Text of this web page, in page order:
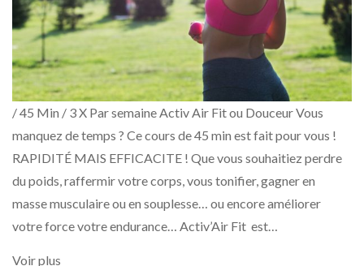
/ 45 Min / 3 X Par semaine Activ Air Fit ou Douceur Vous
manquez de temps ? Ce cours de 45 min est fait pour vous !
RAPIDITÉ MAIS EFFICACITE ! Que vous souhaitiez perdre
du poids, raffermir votre corps, vous tonifier, gagner en
masse musculaire ou en souplesse… ou encore améliorer
votre force votre endurance… Activ’Air Fit est…
Voir plus